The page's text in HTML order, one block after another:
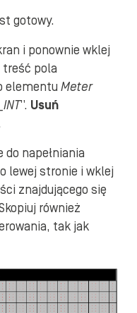
gotowy.
i ponownie wklej
treść pola
elementu Meter
”. Usuń
do napełniania
lewej stronie i wklej
znajdującego się
również
tak jak